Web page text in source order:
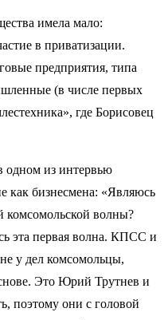
имела мало:
в приватизации.
предприятия, типа
(в числе первых
где Борисовец
одном из интервью
как бизнесмена: «Являюсь
комсомольской волны?
эта первая волна. КПСС и
у дел комсомольцы,
Это Юрий Трутнев и
поэтому они с головой